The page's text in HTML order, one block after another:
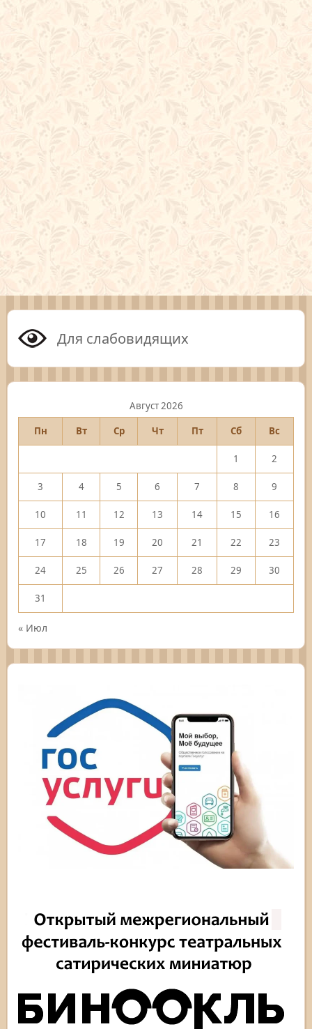
Для слабовидящих
Август 2026
Пн
Вт Ср Чт Пт Сб Вс
1 2
3 4 5 6 7 8 9
10 11 12 13 14 15 16
17 18 19 20 21 22 23
24 25 26 27 28 29 30
31
« Июл